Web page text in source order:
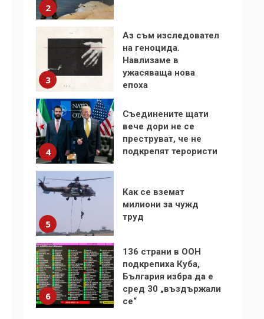
2
3
Аз съм изследовател
на геноцида.
Навлизаме в
ужасяваща нова
епоха
4
Съединените щати
вече дори не се
преструват, че не
подкрепят терористи
5
Как се вземат
милиони за чужд
труд
6
136 страни в ООН
подкрепиха Куба,
България избра да е
сред 30 „въздържали
се“